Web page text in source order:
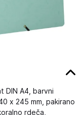
DIN A4, barvni
x 245 mm, pakirano
rdeča,